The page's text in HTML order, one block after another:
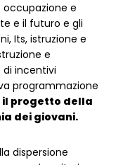
e
e il futuro e gli
Its, istruzione e
e
incentivi
programmazione
il progetto della
dei giovani.
dispersione